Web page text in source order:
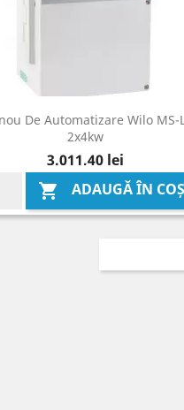
De Automatizare Wilo MS-
2x4kw
Pret
3.011,40 lei
 ADAUGĂ ÎN COȘ
Vizualizare rapida